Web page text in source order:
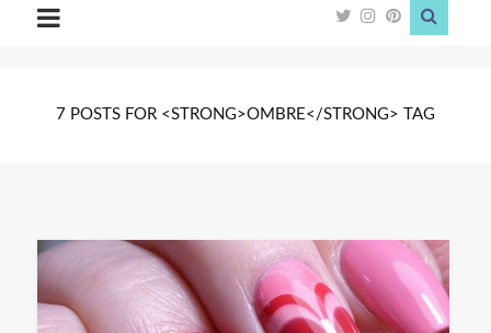
7 POSTS FOR <STRONG>OMBRE</STRONG> TAG